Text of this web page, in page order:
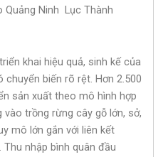
Quảng Ninh Lục Thành
khai hiệu quả, sinh kế của
chuyển biến rõ rệt. Hơn 2.500
sản xuất theo mô hình hợp
trồng rừng cây gỗ lớn, sở,
mô lớn gắn với liên kết
nhập bình quân đầu